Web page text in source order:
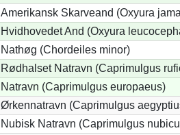
Amerikansk Skarveand (Oxyura
Hvidhovedet And (Oxyura
Nathøg (Chordeiles minor)
Rødhalset Natravn (Caprimulgus
Natravn (Caprimulgus europaeus)
Ørkennatravn (Caprimulgus
Nubisk Natravn (Caprimulgus